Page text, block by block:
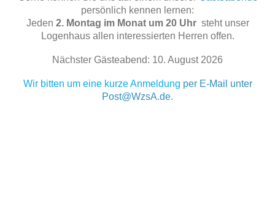
persönlich kennen lernen:
Jeden 2. Montag im Monat um 20 Uhr steht unser
Logenhaus allen interessierten Herren offen.
Nächster Gästeabend: 10. August 2026
Wir bitten um eine kurze Anmeldung per E-Mail unter
Post@WzsA.de.